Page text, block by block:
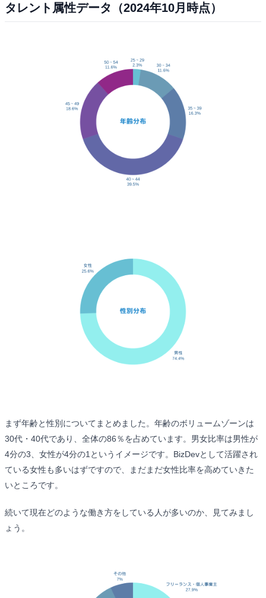
タレント属性データ（2024年10月時点）
まず年齢と性別についてまとめました。年齢のボリュームゾーンは
30代・40代であり、全体の86％を占めています。男女比率は男性が
4分の3、女性が4分の1というイメージです。BizDevとして活躍され
ている女性も多いはずですので、まだまだ女性比率を高めていきた
いところです。
続いて現在どのような働き方をしている人が多いのか、見てみまし
ょう。